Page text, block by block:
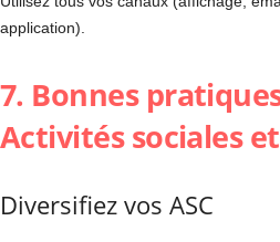
application).
7. Bonnes
Activités sociales
Diversifiez vos ASC